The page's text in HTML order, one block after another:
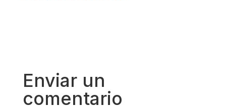
Enviar un
comentario